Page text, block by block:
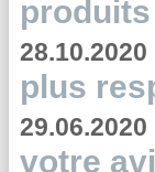
28.10.2020
plus
29.06.2020
votre